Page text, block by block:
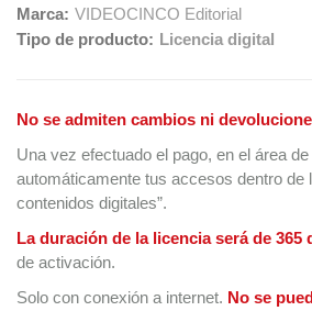
Marca: VIDEOCINCO Editorial
Tipo de producto: Licencia digital
No se admiten cambios ni
Una vez efectuado el pago, en el área
automáticamente tus accesos dentro de
contenidos digitales”.
La duración de la licencia será de 365
de activación.
Solo con conexión a internet. No se